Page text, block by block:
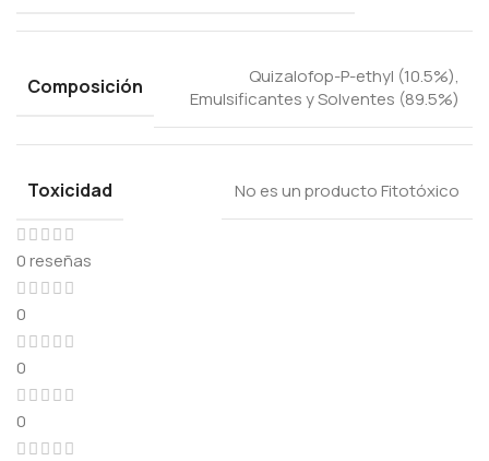
Composición
Quizalofop-P-ethyl (10.5%),
Emulsificantes y Solventes (89.5%)
Toxicidad No es un producto Fitotóxico
0 reseñas
0
0
0